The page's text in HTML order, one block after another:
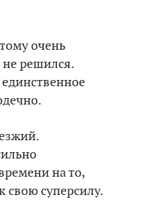
очень
не решился.
на то,
свою суперсилу.